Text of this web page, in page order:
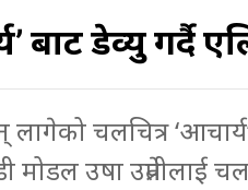
बाट डेव्यु गर्दै
लागेको चलचित्र
उषा उप्रेतीलाई